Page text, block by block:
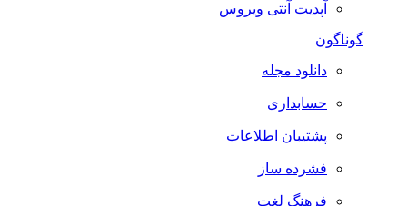
آپدیت آنتی ویروس
گوناگون
دانلود مجله
حسابداری
پشتیبان اطلاعات
فشرده ساز
فرهنگ لغت